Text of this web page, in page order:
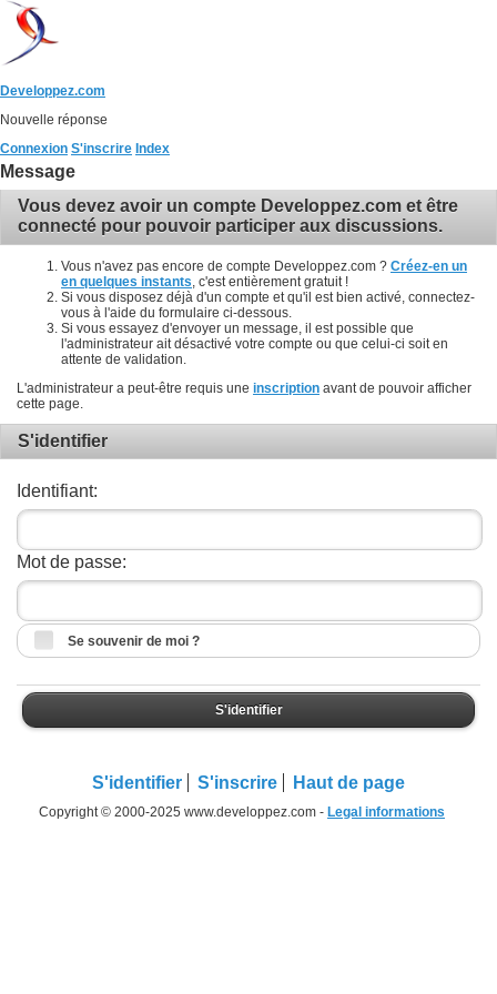
Developpez.com
Nouvelle réponse
Connexion S'inscrire Index
Message
Vous devez avoir un compte Developpez.com et être
connecté pour pouvoir participer aux discussions.
Vous n'avez pas encore de compte Developpez.com ? Créez-en un
en quelques instants , c'est entièrement gratuit !
Si vous disposez déjà d'un compte et qu'il est bien activé, connectez-
vous à l'aide du formulaire ci-dessous.
Si vous essayez d'envoyer un message, il est possible que
l'administrateur ait désactivé votre compte ou que celui-ci soit en
attente de validation.
L'administrateur a peut-être requis une inscription avant de pouvoir afficher
cette page.
S'identifier
Identifiant:
Mot de passe:
Se souvenir de moi ?
S'identifier
S'identifier S'inscrire Haut de page
Copyright © 2000-2025 www.developpez.com - Legal informations